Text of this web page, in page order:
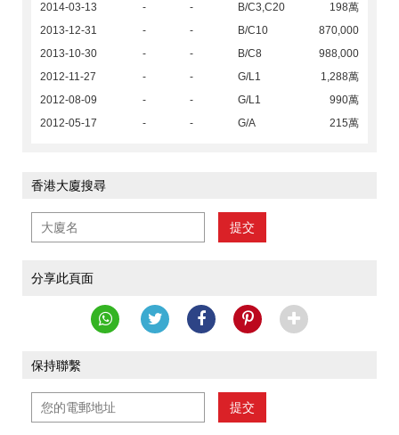
2014-03-13 - - B/C3,C20
198萬
2013-12-31
- - B/C10
870,000
2013-10-30
- - B/C8
988,000
2012-11-27
- - G/L1
1,288萬
2012-08-09
- - G/L1
990萬
2012-05-17
- - G/A 215萬
香港大廈搜尋
提交
分享此頁面
保持聯繫
提交